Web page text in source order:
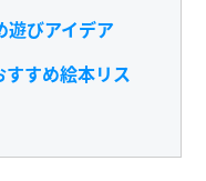
遊びアイデア
すめ絵本リス